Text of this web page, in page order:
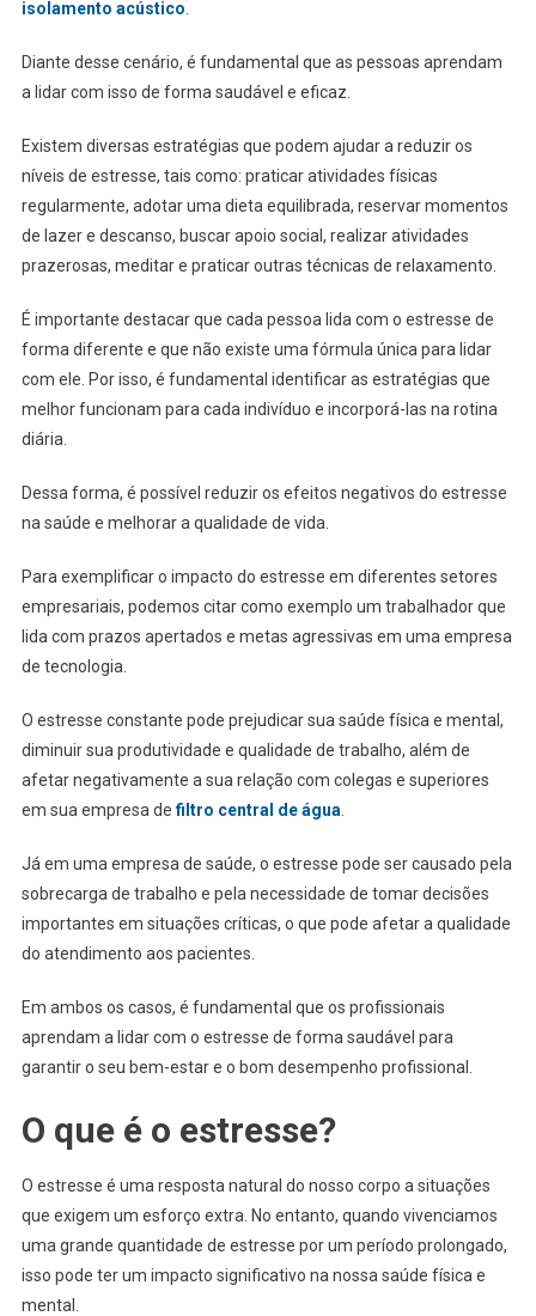
isolamento acústico
Diante desse cenário, é fundamental que as pessoas aprendam
a lidar com isso de forma saudável e eficaz.
Existem diversas estratégias que podem ajudar a reduzir os
níveis de estresse, tais como: praticar atividades físicas
regularmente, adotar uma dieta equilibrada, reservar momentos
de lazer e descanso, buscar apoio social, realizar atividades
prazerosas, meditar e praticar outras técnicas de relaxamento.
É importante destacar que cada pessoa lida com o estresse de
forma diferente e que não existe uma fórmula única para lidar
com ele. Por isso, é fundamental identificar as estratégias que
melhor funcionam para cada indivíduo e incorporá-las na rotina
diária.
Dessa forma, é possível reduzir os efeitos negativos do estresse
na saúde e melhorar a qualidade de vida.
Para exemplificar o impacto do estresse em diferentes setores
empresariais, podemos citar como exemplo um trabalhador que
lida com prazos apertados e metas agressivas em uma empresa
de tecnologia.
O estresse constante pode prejudicar sua saúde física e mental,
diminuir sua produtividade e qualidade de trabalho, além de
afetar negativamente a sua relação com colegas e superiores
em sua empresa defiltro central de água
Já em uma empresa de saúde, o estresse pode ser causado pela
sobrecarga de trabalho e pela necessidade de tomar decisões
importantes em situações críticas, o que pode afetar a qualidade
do atendimento aos pacientes.
Em ambos os casos, é fundamental que os profissionais
aprendam a lidar com o estresse de forma saudável para
garantir o seu bem-estar e o bom desempenho profissional.
O que é o estresse?
O estresse é uma resposta natural do nosso corpo a situações
que exigem um esforço extra. No entanto, quando vivenciamos
uma grande quantidade de estresse por um período prolongado,
isso pode ter um impacto significativo na nossa saúde física e
mental.